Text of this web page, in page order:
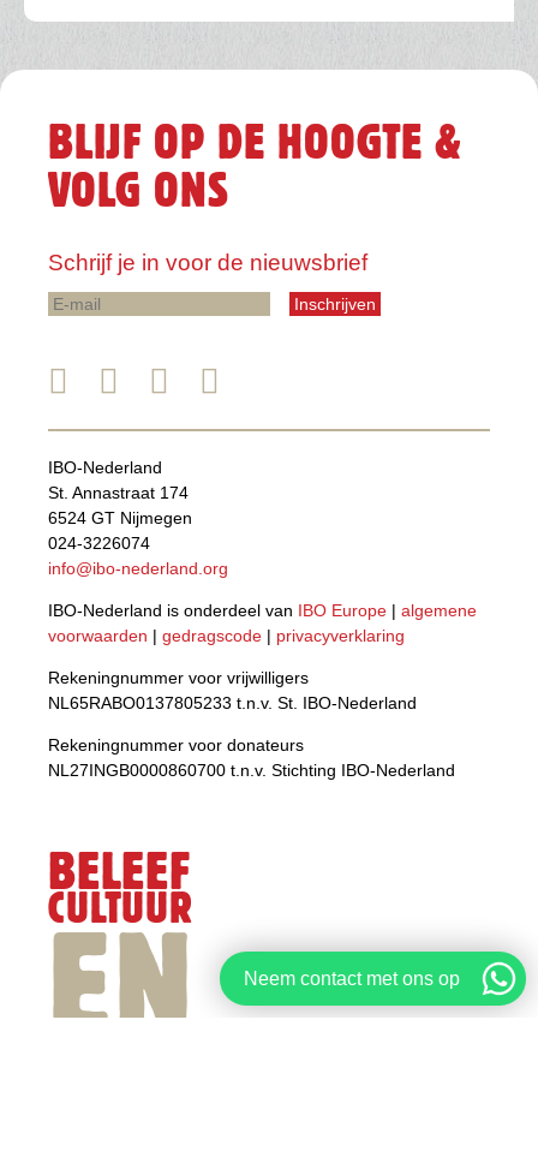
BLIJF OP DE HOOGTE &
VOLG ONS
Schrijf je in voor de nieuwsbrief
E-
IBO-Nederland
St. Annastraat 174
6524 GT Nijmegen
024-3226074
info@ibo-nederland.org
IBO-Nederland is onderdeel van IBO Europe | algemene
voorwaarden | gedragscode | privacyverklaring
Rekeningnummer voor vrijwilligers
NL65RABO0137805233 t.n.v. St. IBO-Nederland
Rekeningnummer voor donateurs
NL27INGB0000860700 t.n.v. Stichting IBO-Nederland
BELEEF
CULTUUR
EN Neem contact met ons op